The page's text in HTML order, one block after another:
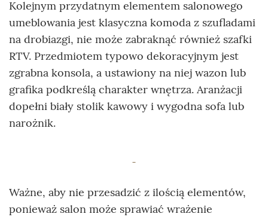
Kolejnym przydatnym elementem salonowego
umeblowania jest klasyczna komoda z szufladami
na drobiazgi, nie może zabraknąć również szafki
RTV. Przedmiotem typowo dekoracyjnym jest
zgrabna konsola, a ustawiony na niej wazon lub
grafika podkreślą charakter wnętrza. Aranżacji
dopełni biały stolik kawowy i wygodna sofa lub
narożnik.
Ważne, aby nie przesadzić z ilością elementów,
ponieważ salon może sprawiać wrażenie